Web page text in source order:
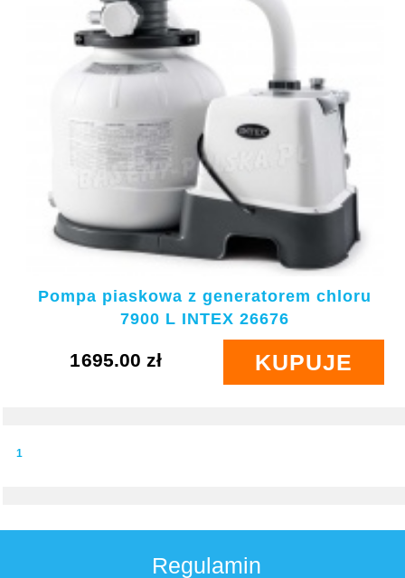
Pompa piaskowa z generatorem chloru
7900 L INTEX 26676
KUPUJE
1695.00 zł
1
Regulamin